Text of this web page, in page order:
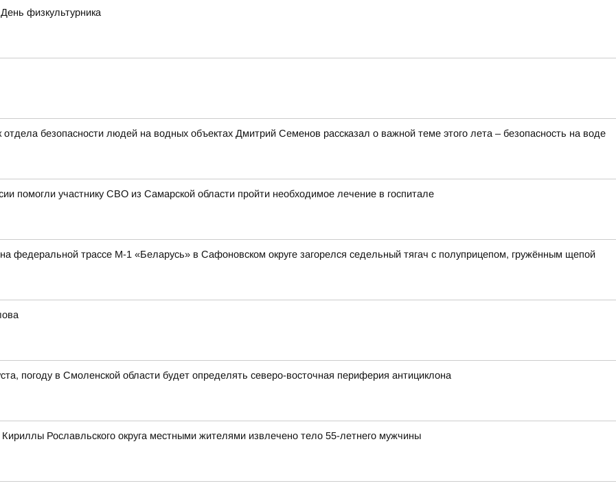
физкультурника
безопасности людей на водных объектах Дмитрий Семенов рассказал о важной теме этого лета – безопасность на воде
помогли участнику СВО из Самарской области пройти необходимое лечение в госпитале
федеральной трассе М-1 «Беларусь» в Сафоновском округе загорелся седельный тягач с полуприцепом, гружённым щепой
погоду в Смоленской области будет определять северо-восточная периферия антициклона
Рославльского округа местными жителями извлечено тело 55-летнего мужчины